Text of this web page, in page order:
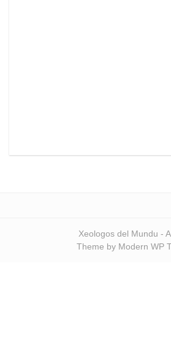
Xeologos del Mundu -
Theme by Modern WP